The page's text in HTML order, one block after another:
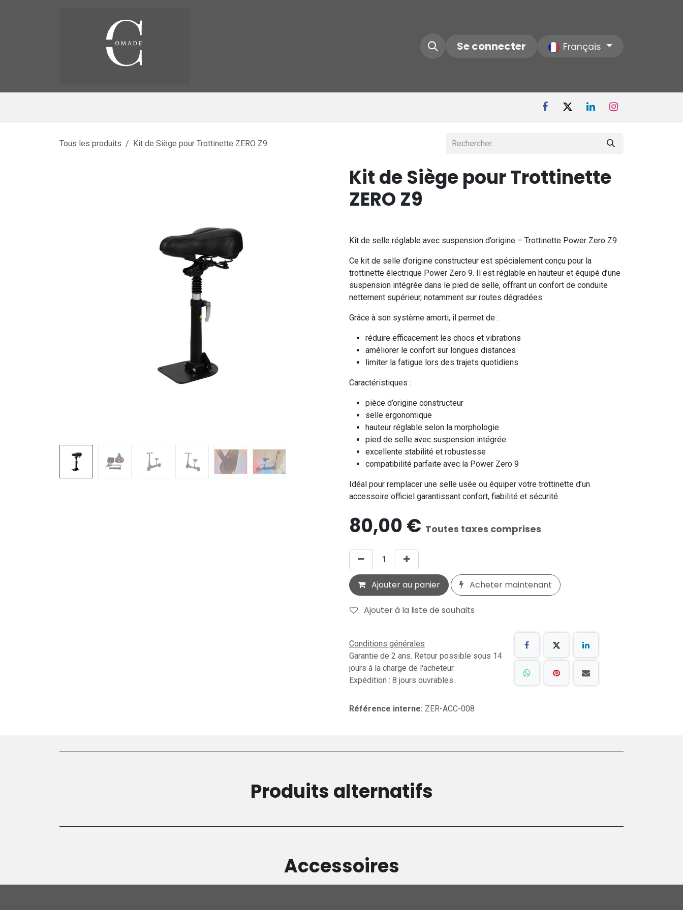
Contactez-nous Notre Société
Se connecter Français
Tous les produits Kit de Siège pour Trottinette ZERO Z9
Kit de Siège pour Trottinette
ZERO Z9
Kit de selle réglable avec suspension d’origine – Trottinette Power Zero Z9
Ce kit de selle d’origine constructeur est spécialement conçu pour la
trottinette électrique Power Zero 9. Il est réglable en hauteur et équipé d’une
suspension intégrée dans le pied de selle, offrant un confort de conduite
nettement supérieur, notamment sur routes dégradées.
Grâce à son système amorti, il permet de :
réduire efficacement les chocs et vibrations
améliorer le confort sur longues distances
limiter la fatigue lors des trajets quotidiens
Caractéristiques :
pièce d’origine constructeur
selle ergonomique
hauteur réglable selon la morphologie
pied de selle avec suspension intégrée
excellente stabilité et robustesse
compatibilité parfaite avec la Power Zero 9
Idéal pour remplacer une selle usée ou équiper votre trottinette d’un
accessoire officiel garantissant confort, fiabilité et sécurité.
80,00€ Toutes taxes comprises
Ajouter au panier Acheter maintenant
Ajouter à la liste de souhaits
Conditions générales
Garantie de 2 ans. Retour possible sous 14
jours à la charge de l'acheteur.
Expédition : 8 jours ouvrables
Référence interne: ZER-ACC-008
Produits alternatifs
Accessoires